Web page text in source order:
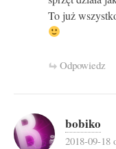
To już
Odpowiedz
bobiko
2018-09-18